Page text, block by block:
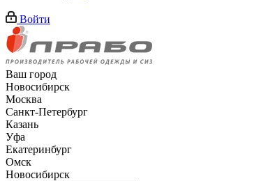
Войти
Ваш город
Новосибирск
Москва
Санкт-Петербург
Казань
Уфа
Екатеринбург
Омск
Новосибирск